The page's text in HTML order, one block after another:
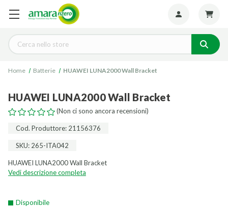
Cerca
Home Batterie HUAWEI LUNA2000 Wall Bracket
HUAWEI LUNA2000 Wall Bracket
(Non ci sono ancora recensioni)
Cod. Produttore: 21156376
SKU: 265-ITA042
HUAWEI LUNA2000 Wall Bracket
Vedi descrizione completa
Disponibile